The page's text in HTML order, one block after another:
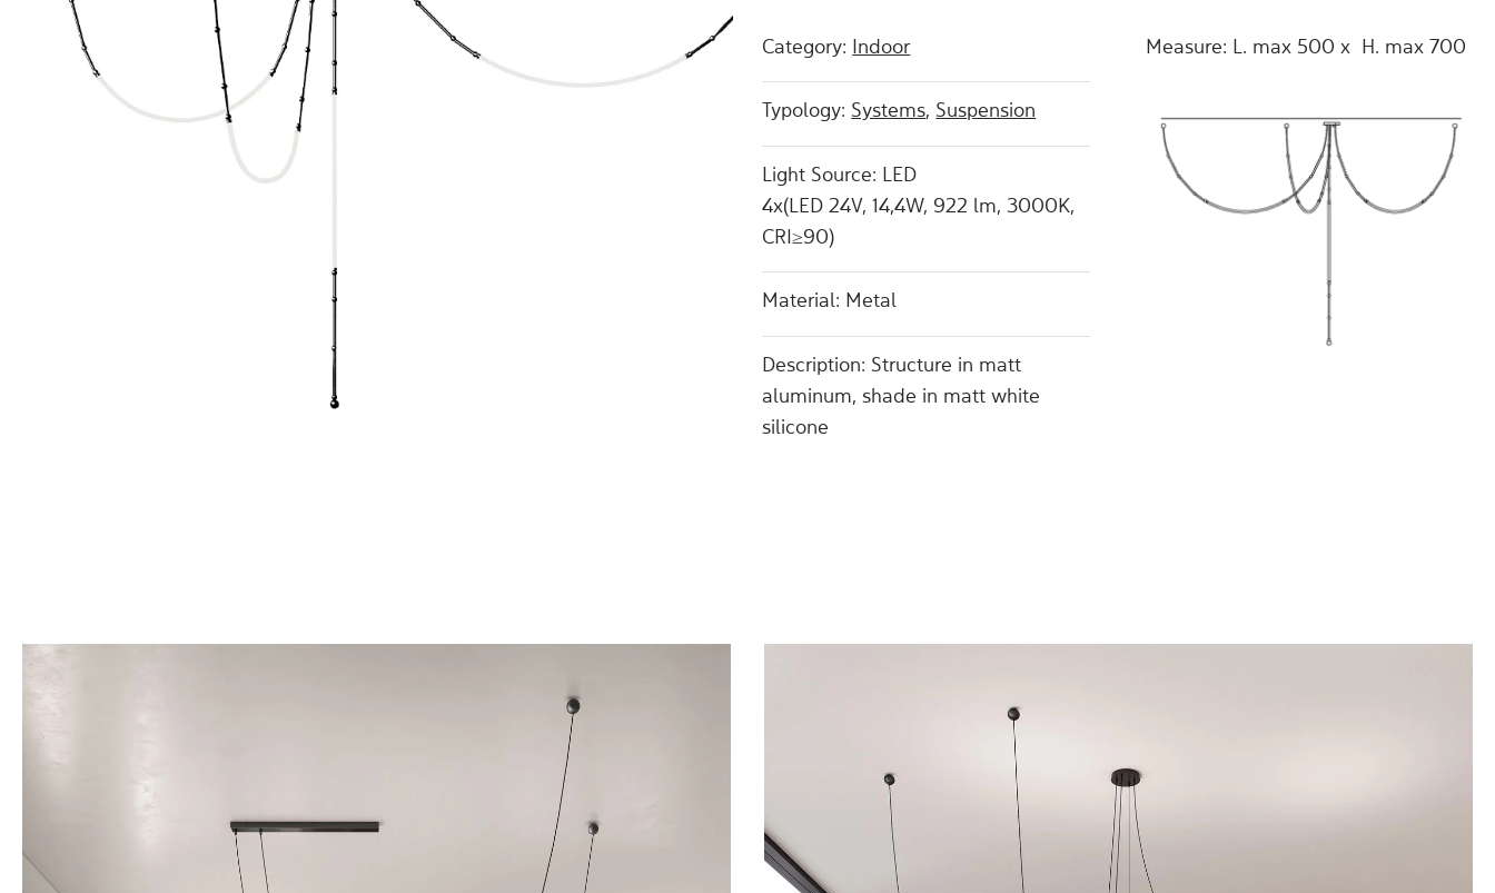
Category: Indoor
Typology:Systems,Suspension
Light Source: LED
4x(LED 24V, 14,4W, 922 lm, 3000K,
CRI≥90)
Material: Metal
Description: Structure in matt
aluminum, shade in matt white
silicone
Measure: L. max 500 x H. max 700